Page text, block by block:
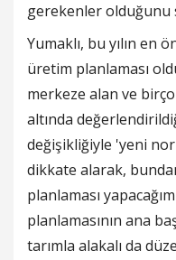
gerekenler olduğunu
Yumaklı, bu yılın en
üretim planlaması
merkeze alan ve
altında
değişikliğiyle 'yeni
dikkate alarak,
planlaması
planlamasının ana
tarımla alakalı da